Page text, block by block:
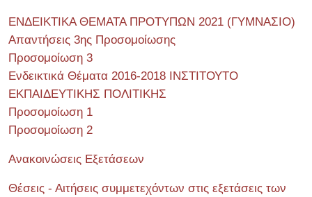
ΕΝΔΕΙΚΤΙΚΑ ΘΕΜΑΤΑ ΠΡΟΤΥΠΩΝ 2021 (ΓΥΜΝΑΣΙΟ)
Απαντήσεις 3ης Προσομοίωσης
Προσομοίωση 3
Ενδεικτικά Θέματα 2016-2018 ΙΝΣΤΙΤΟΥΤΟ
ΕΚΠΑΙΔΕΥΤΙΚΗΣ ΠΟΛΙΤΙΚΗΣ
Προσομοίωση 1
Προσομοίωση 2
Ανακοινώσεις Εξετάσεων
Θέσεις - Αιτήσεις συμμετεχόντων στις εξετάσεις των